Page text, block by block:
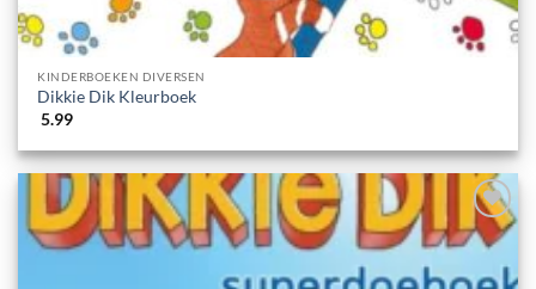
KINDERBOEKEN DIVERSEN
Dikkie Dik Kleurboek
5.99